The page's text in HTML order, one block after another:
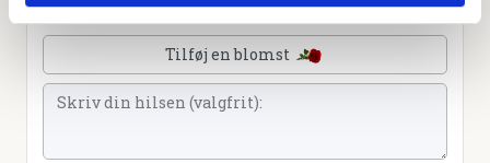
Tilføj en blomst